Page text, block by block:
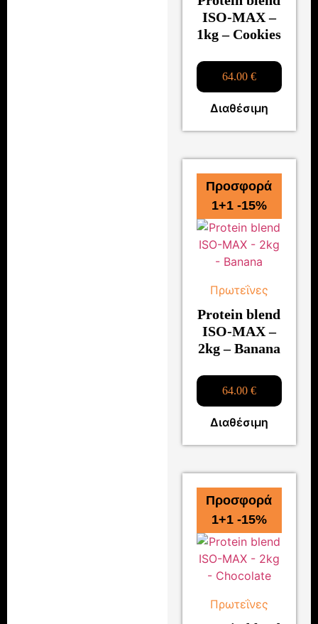
ISO-MAX –
1kg – Cookies
64.00 €
Διαθέσιμη
Προσφορά
1+1 -15%
Πρωτεΐνες
Protein blend
ISO-MAX –
2kg – Banana
64.00 €
Διαθέσιμη
Προσφορά
1+1 -15%
Πρωτεΐνες